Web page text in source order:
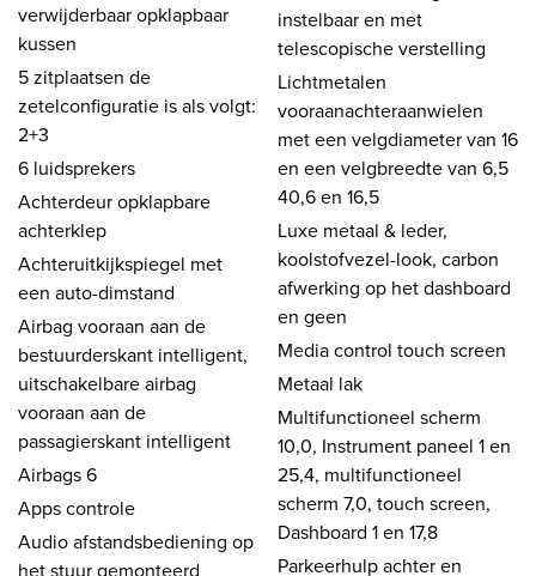
verwijderbaar opklapbaar
kussen
5 zitplaatsen de
zetelconfiguratie is als volgt:
2+3
6 luidsprekers
Achterdeur opklapbare
achterklep
Achteruitkijkspiegel met
een auto-dimstand
Airbag vooraan aan de
bestuurderskant intelligent,
uitschakelbare airbag
vooraan aan de
passagierskant intelligent
Airbags 6
Apps controle
Audio afstandsbediening op
het stuur gemonteerd
instelbaar en met
telescopische verstelling
Lichtmetalen
vooraanachteraanwielen
met een velgdiameter van 16
en een velgbreedte van 6,5
40,6 en 16,5
Luxe metaal & leder,
koolstofvezel-look, carbon
afwerking op het dashboard
en geen
Media control touch screen
Metaal lak
Multifunctioneel scherm
10,0, Instrument paneel 1 en
25,4, multifunctioneel
scherm 7,0, touch screen,
Dashboard 1 en 17,8
Parkeerhulp achter en